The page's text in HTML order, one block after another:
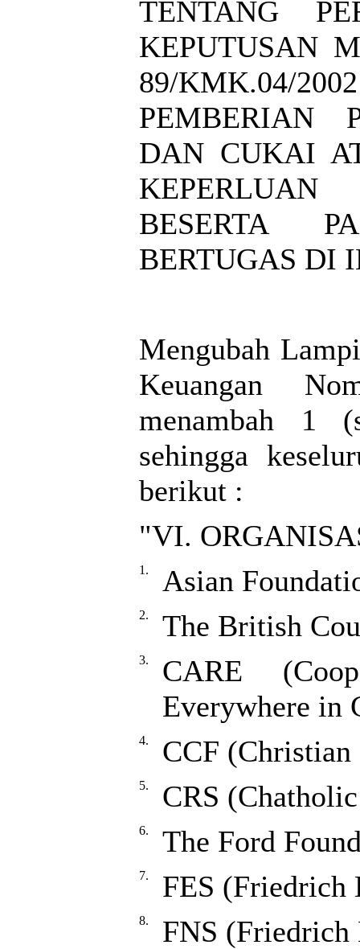
TENTANG
KEPUTUSAN
89/KMK.04/
PEMBERIAN
DAN CUKAI
BESERTA
BERTUGAS DI
Mengubah
Keuangan
menambah 1
sehingga
berikut :
"VI.
1. Asian
2. The British
3.
CARE
Everywhere in
4. CCF
5. CRS
6. The Ford
7. FES (Friedrich
8. FNS (Friedrich